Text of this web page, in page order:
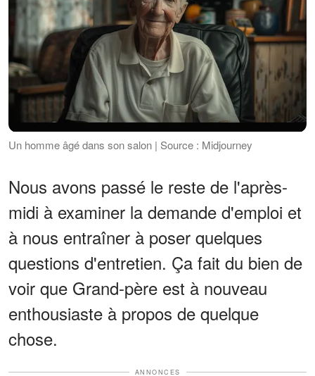
Un homme âgé dans son salon | Source : Midjourney
Nous avons passé le reste de l'après-
midi à examiner la demande d'emploi et
à nous entraîner à poser quelques
questions d'entretien. Ça fait du bien de
voir que Grand-père est à nouveau
enthousiaste à propos de quelque
chose.
ANNONCES